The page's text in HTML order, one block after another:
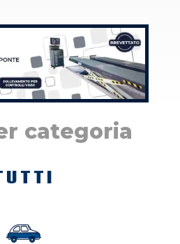
categoria